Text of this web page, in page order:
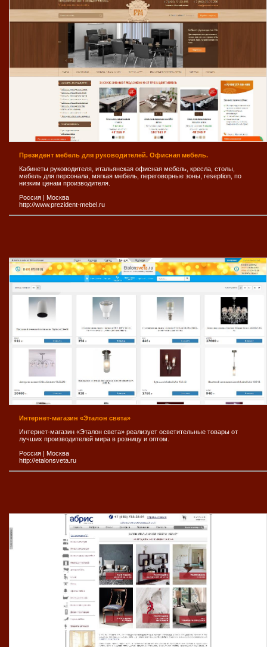
Президент мебель для руководителей. Офисная мебель.
Кабинеты руководителя, итальянская офисная мебель, кресла, столы,
мебель для персонала, мягкая мебель, переговорные зоны, reseption, по
низким ценам производителя.
Россия
Москва
http://www.prezident-mebel.ru
Интернет-магазин «Эталон света»
Интернет-магазин «Эталон света» реализует осветительные товары от
лучших производителей мира в розницу и оптом.
Россия
Москва
http://etalonsveta.ru